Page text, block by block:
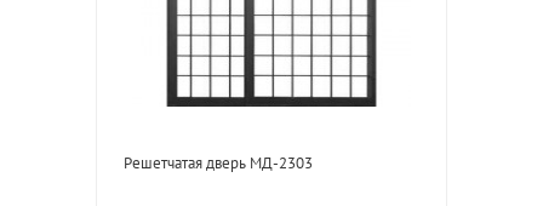
Решетчатая дверь МД-2303